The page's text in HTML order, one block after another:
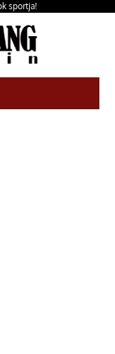
sportja!